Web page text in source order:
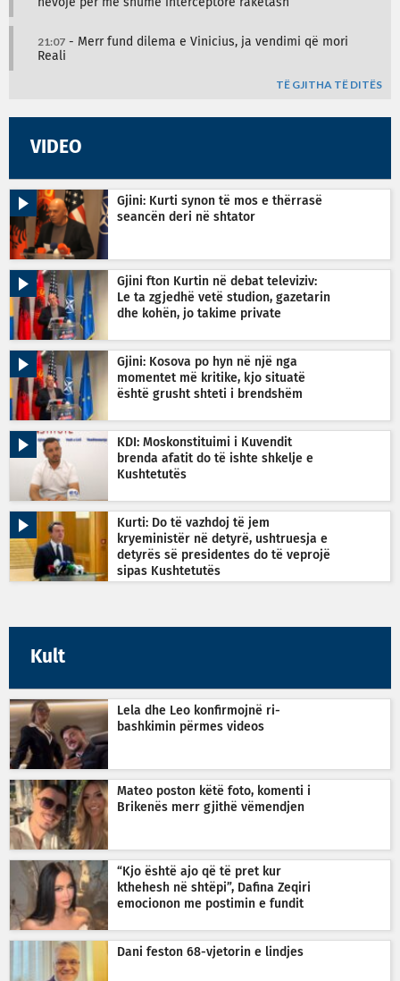
nevojë për më shumë interceptorë raketash
21:07 - Merr fund dilema e Vinicius, ja vendimi që mori
Reali
TË GJITHA TË DITËS
VIDEO
Gjini: Kurti synon të mos e thërrasë
seancën deri në shtator
Gjini fton Kurtin në debat televiziv:
Le ta zgjedhë vetë studion, gazetarin
dhe kohën, jo takime private
Gjini: Kosova po hyn në një nga
momentet më kritike, kjo situatë
është grusht shteti i brendshëm
KDI: Moskonstituimi i Kuvendit
brenda afatit do të ishte shkelje e
Kushtetutës
Kurti: Do të vazhdoj të jem
kryeministër në detyrë, ushtruesja e
detyrës së presidentes do të veprojë
sipas Kushtetutës
Kult
Lela dhe Leo konfirmojnë ri-
bashkimin përmes videos
Mateo poston këtë foto, komenti i
Brikenës merr gjithë vëmendjen
“Kjo është ajo që të pret kur
kthehesh në shtëpi”, Dafina Zeqiri
emocionon me postimin e fundit
Dani feston 68-vjetorin e lindjes